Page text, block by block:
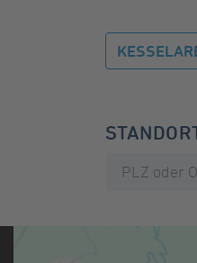
PLZ oder Ort